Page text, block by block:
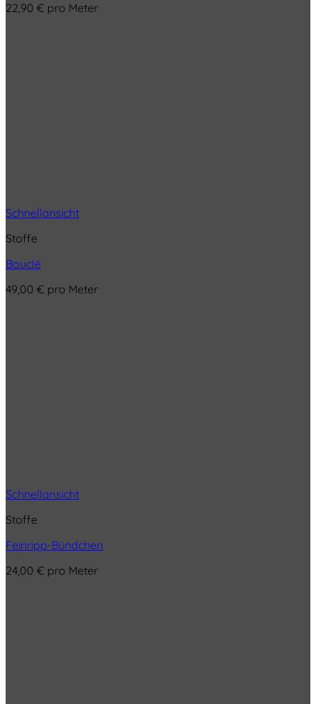
22,90 € pro Meter
Schnellansicht
Stoffe
Bouclé
49,00 € pro Meter
Schnellansicht
Stoffe
Feinripp-Bündchen
24,00 € pro Meter